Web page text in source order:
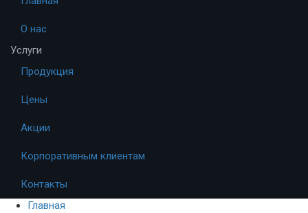
О нас
Услуги
Продукция
Цены
Акции
Корпоративным клиентам
Контакты
Главная